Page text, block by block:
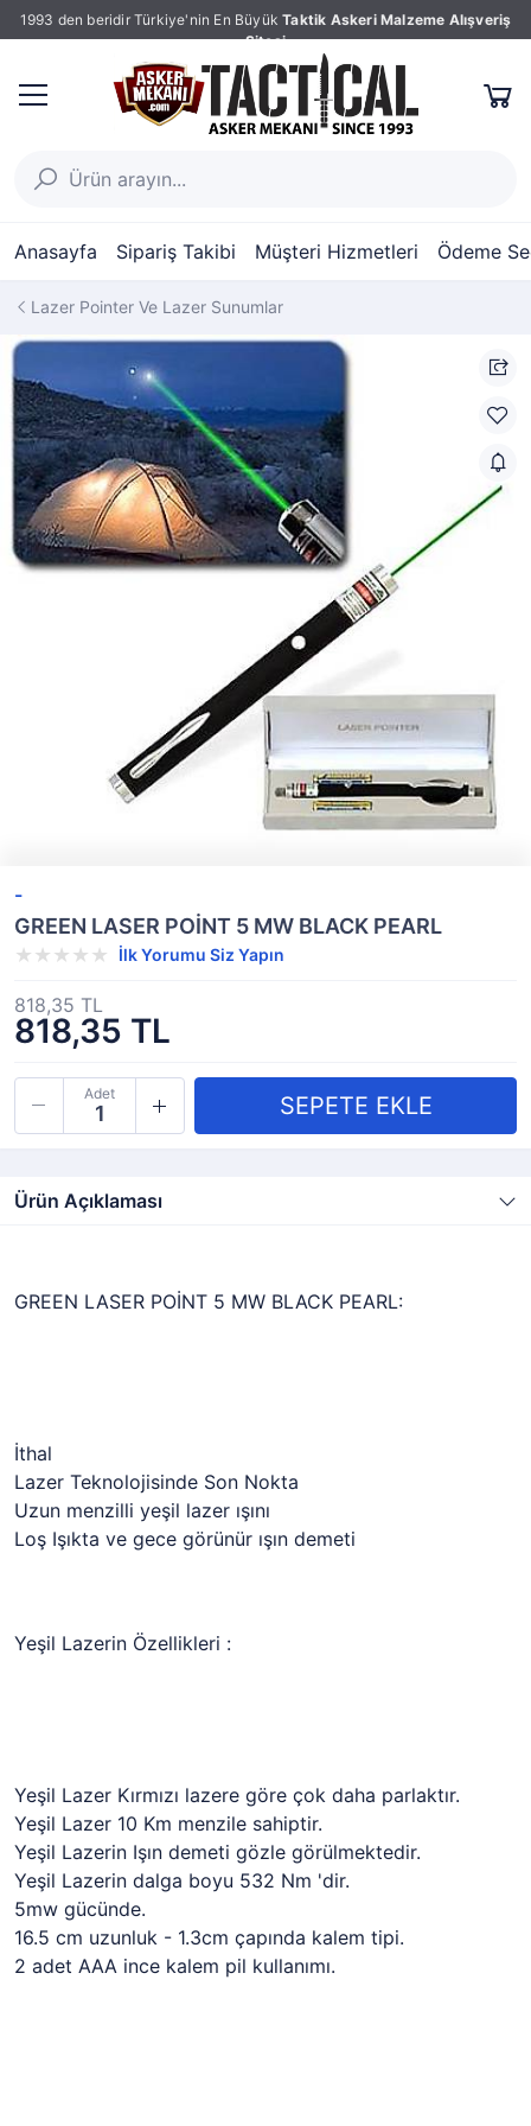
1993 den beridir Türkiye'nin En Büyük Taktik Askeri Malzeme Alışveriş
Sitesi
Anasayfa Sipariş Takibi Müşteri Hizmetleri Ödeme
Lazer Pointer Ve Lazer Sunumlar
-
GREEN LASER POİNT 5 MW BLACK PEARL
İlk Yorumu Siz Yapın
818,35 TL
818,35 TL
Adet
Ürün Açıklaması
GREEN LASER POİNT 5 MW BLACK PEARL:
İthal
Lazer Teknolojisinde Son Nokta
Uzun menzilli yeşil lazer ışını
Loş Işıkta ve gece görünür ışın demeti
Yeşil Lazerin Özellikleri :
Yeşil Lazer Kırmızı lazere göre çok daha parlaktır.
Yeşil Lazer 10 Km menzile sahiptir.
Yeşil Lazerin Işın demeti gözle görülmektedir.
Yeşil Lazerin dalga boyu 532 Nm 'dir.
5mw gücünde.
16.5 cm uzunluk - 1.3cm çapında kalem tipi.
2 adet AAA ince kalem pil kullanımı.